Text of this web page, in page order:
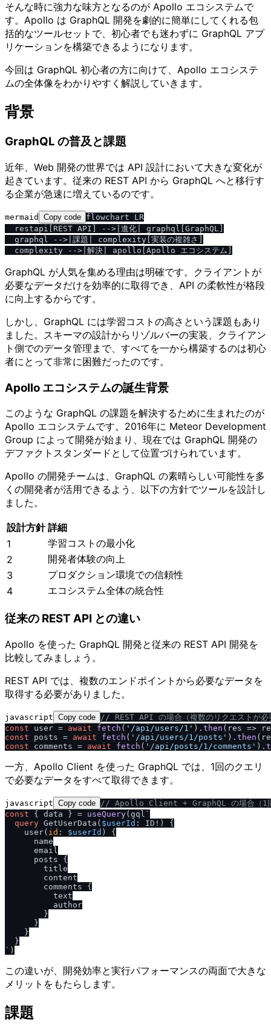
そんな時に強力な味方となるのが Apollo エコシステムで
す。Apollo は GraphQL 開発を劇的に簡単にしてくれる包
括的なツールセットで、初心者でも迷わずに GraphQL アプ
リケーションを構築できるようになります。
今回は GraphQL 初心者の方に向けて、Apollo エコシステ
ムの全体像をわかりやすく解説していきます。
背景
GraphQL の普及と課題
近年、Web 開発の世界では API 設計において大きな変化が
起きています。従来の REST API から GraphQL へと移行す
る企業が急速に増えているのです。
mermaid Copy code flowchart LR
  restapi[REST API] -->|進化| graphql[GraphQL]
  graphql -->|課題| complexity[実装の複雑さ]
GraphQL が人気を集める理由は明確です。クライアントが
必要なデータだけを効率的に取得でき、API の柔軟性が格段
に向上するからです。
しかし、GraphQL には学習コストの高さという課題もあり
ました。スキーマの設計からリゾルバーの実装、クライアン
ト側でのデータ管理まで、すべてを一から構築するのは初心
者にとって非常に困難だったのです。
Apollo エコシステムの誕生背景
このような GraphQL の課題を解決するために生まれたのが
Apollo エコシステムです。2016年に Meteor Development
Group によって開発が始まり、現在では GraphQL 開発の
デファクトスタンダードとして位置づけられています。
Apollo の開発チームは、GraphQL の素晴らしい可能性を多
くの開発者が活用できるよう、以下の方針でツールを設計し
ました。
設計方針 詳細
1
学習コストの最小化
2
開発者体験の向上
3
プロダクション環境での信頼性
4
エコシステム全体の統合性
従来の REST API との違い
Apollo を使った GraphQL 開発と従来の REST API 開発を
比較してみましょう。
REST API では、複数のエンドポイントから必要なデータを
取得する必要がありました。
javascript Copy code / / REST API の場合（複数のリクエストが必
const user = await fetch ( ' /api /users /1' ). then ( res =>
const posts = await fetch ( ' /api /users /1 /posts' ). then (
const comments = await fetch ( ' /api /posts /1 /comments' ).
一方、Apollo Client を使った GraphQL では、1回のクエリ
で必要なデータをすべて取得できます。
javascript Copy code / / Apollo Client + GraphQL の場合（1回
const { data } = useQuery(gql`
query GetUserData ( $userId : ID ! )
{
    user
( id : $userId ) {
      name
      email
      posts
{
        title
        content
        comments
{
          text
          author
}
}
}
}
`
この違いが、開発効率と実行パフォーマンスの両面で大きな
メリットをもたらします。
課題